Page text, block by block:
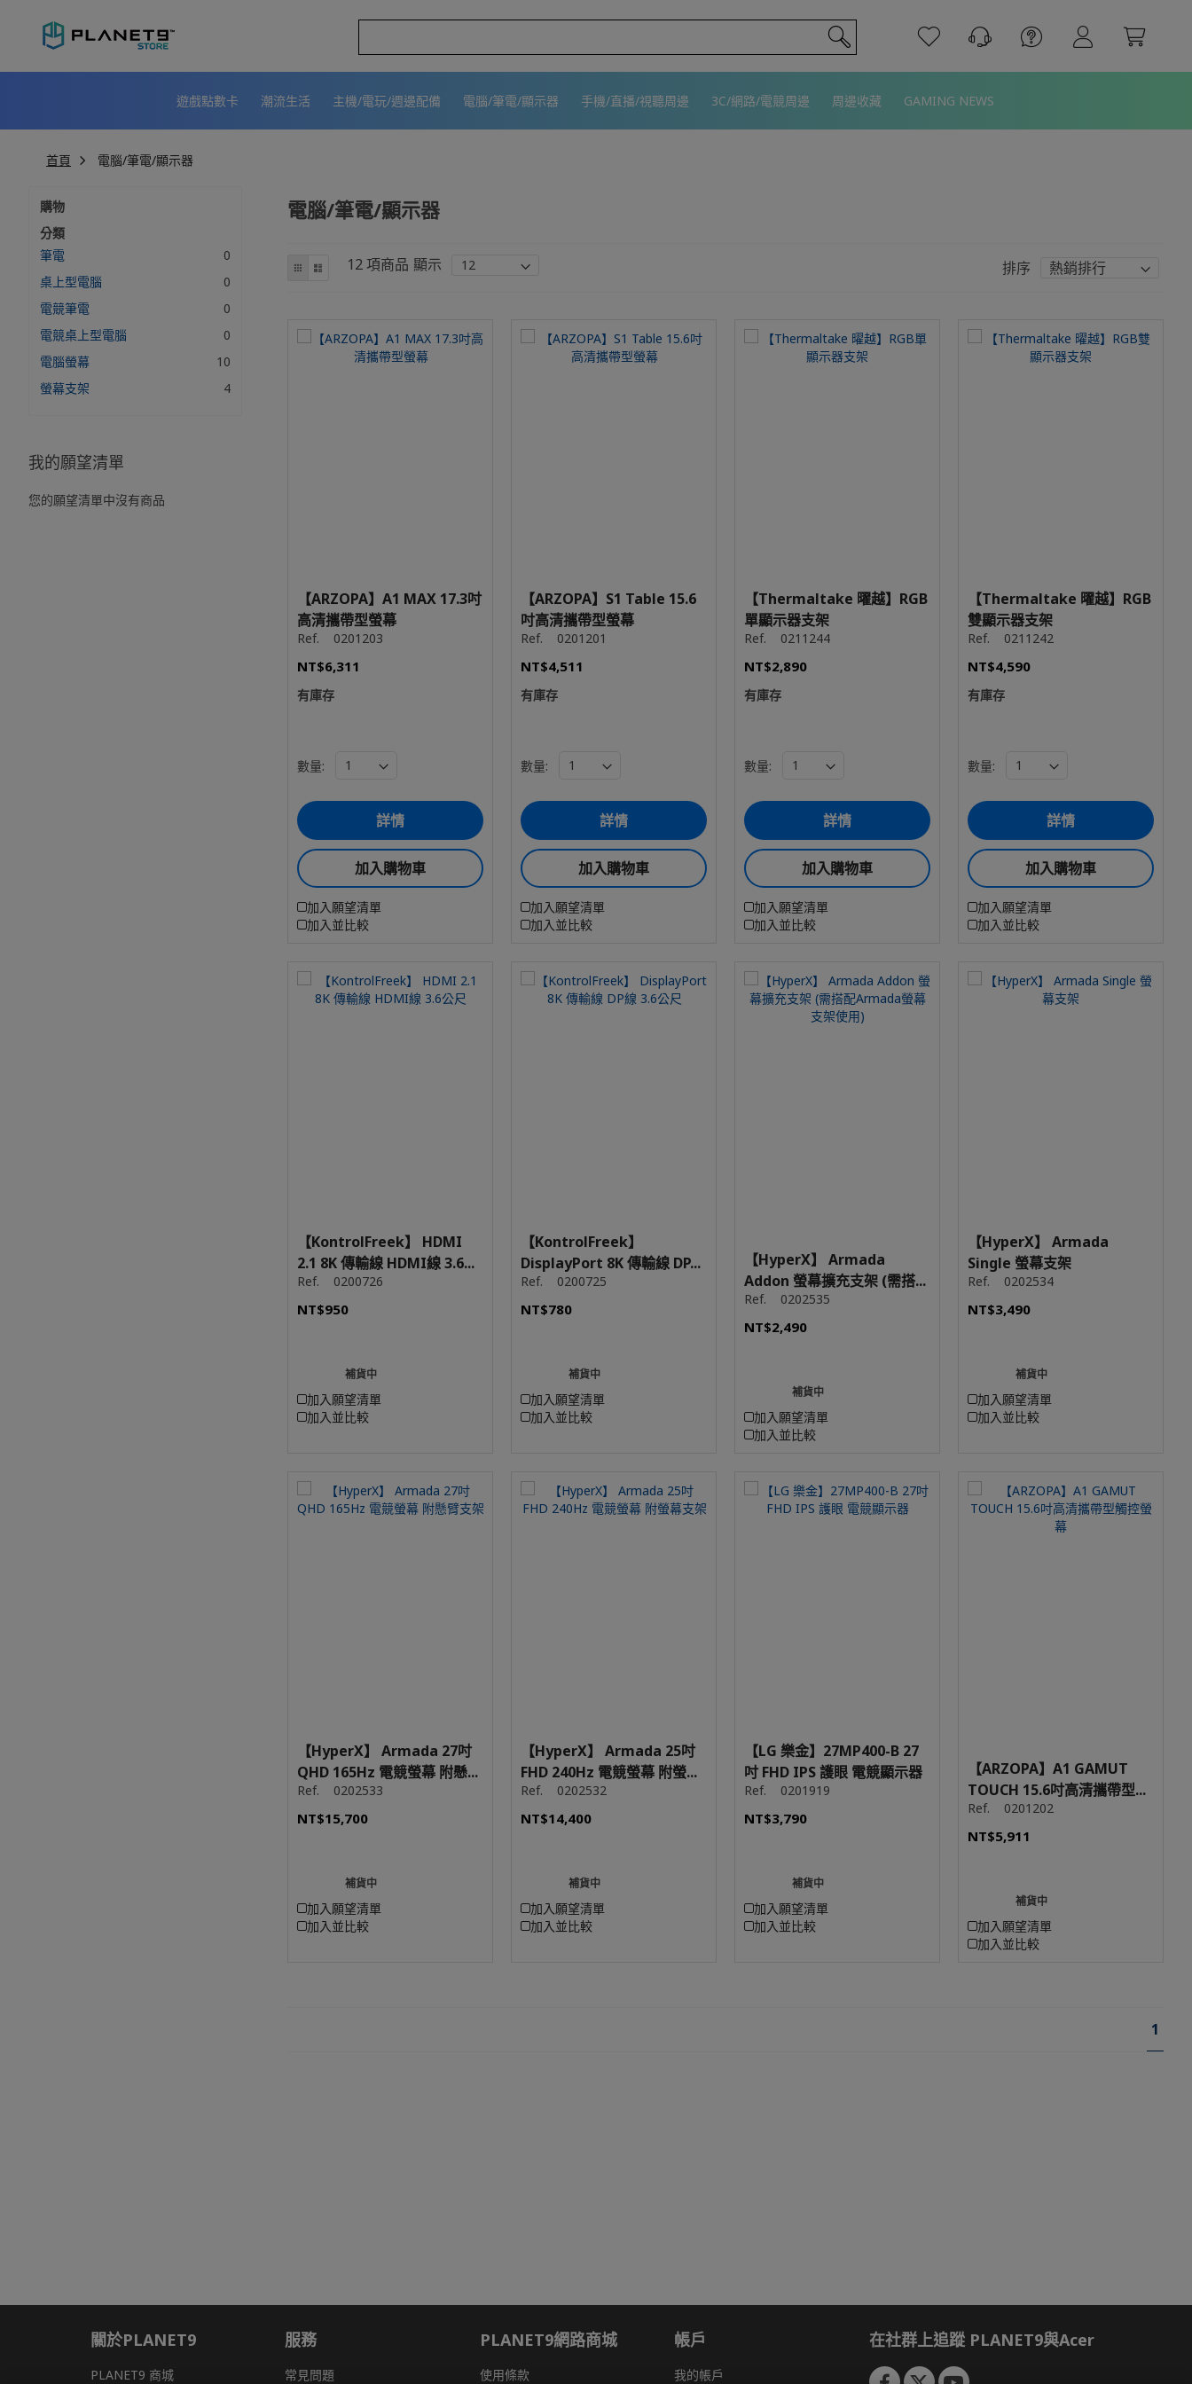
遊戲點數卡 潮流生活 主機/電玩/週邊配備 電腦/筆電/顯示器 手機/直播/視聽周邊 3C/網路/電競周邊 周邊收藏 GAMING NEWS
首頁 電腦/筆電/顯示器
電腦/筆電/顯示器
商
網 列
表
12 項商品 顯示 排序
【ARZOPA】A1 MAX 17.3吋
高清攜帶型螢幕
Ref. 0201203
NT$6,311
有庫存
數量:
詳情
加入購物車
加入願望清單
加入並比較
【ARZOPA】S1 Table 15.6
吋高清攜帶型螢幕
Ref. 0201201
NT$4,511
有庫存
數量:
詳情
加入購物車
加入願望清單
加入並比較
【Thermaltake 曜越】RGB
單顯示器支架
Ref. 0211244
NT$2,890
有庫存
數量:
詳情
加入購物車
加入願望清單
加入並比較
【Thermaltake 曜越】RGB
雙顯示器支架
Ref. 0211242
NT$4,590
有庫存
數量:
詳情
加入購物車
加入願望清單
加入並比較
【KontrolFreek】 HDMI
2.1 8K 傳輸線 HDMI線 3.6...
Ref. 0200726
NT$950
補貨中
加入願望清單
加入並比較
【KontrolFreek】
DisplayPort 8K 傳輸線 DP...
Ref. 0200725
NT$780
補貨中
加入願望清單
加入並比較
【HyperX】 Armada
Addon 螢幕擴充支架 (需搭...
Ref. 0202535
NT$2,490
補貨中
加入願望清單
加入並比較
【HyperX】 Armada
Single 螢幕支架
Ref. 0202534
NT$3,490
補貨中
加入願望清單
加入並比較
【HyperX】 Armada 27吋
QHD 165Hz 電競螢幕 附懸...
Ref. 0202533
NT$15,700
補貨中
加入願望清單
加入並比較
【HyperX】 Armada 25吋
FHD 240Hz 電競螢幕 附螢...
Ref. 0202532
NT$14,400
補貨中
加入願望清單
加入並比較
【LG 樂金】27MP400-B 27
吋 FHD IPS 護眼 電競顯示器
Ref. 0201919
NT$3,790
補貨中
加入願望清單
加入並比較
【ARZOPA】A1 GAMUT
TOUCH 15.6吋高清攜帶型...
Ref. 0201202
NT$5,911
補貨中
加入願望清單
加入並比較
面
您目
1
購物
分類
筆電
0
桌上型電腦
0
電競筆電
0
電競桌上型電腦
0
電腦螢幕
10
螢幕支架
4
我的願望清單
您的願望清單中沒有商品
關於PLANET9
PLANET9 商城
服務
常見問題
PLANET9網路商城
使用條款
帳戶
我的帳戶
在社群上追蹤 PLANET9與Acer